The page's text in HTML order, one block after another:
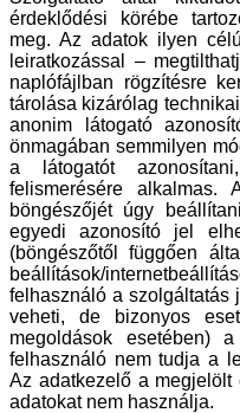
érdeklődési körébe
meg. Az adatok ilyen
leiratkozással –
naplófájlban rögzítésre
tárolása kizárólag
anonim látogató
önmagában semmilyen
a látogatót
felismerésére alkalmas.
böngészőjét úgy
egyedi azonosító jel
(böngészőtől függően
beállítások/
felhasználó a szolgáltatás
veheti, de bizonyos
megoldások esetében)
felhasználó nem tudja a
Az adatkezelő a
adatokat nem használja.